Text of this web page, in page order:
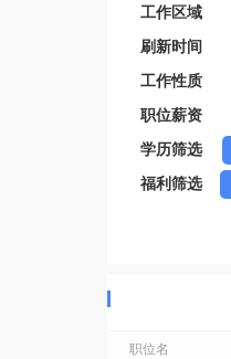
工作区域
刷新时间
工作性质
职位薪资
学历筛选
福利筛选
职位名